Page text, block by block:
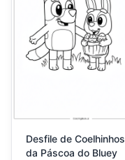
Desfile de Coelhinhos
da Páscoa do Bluey